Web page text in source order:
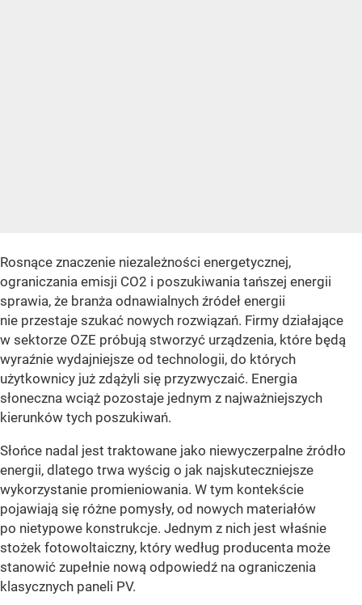
Rosnące znaczenie niezależności energetycznej,
ograniczania emisji CO2 i poszukiwania tańszej energii
sprawia, że branża odnawialnych źródeł energii
nie przestaje szukać nowych rozwiązań. Firmy działające
w sektorze OZE próbują stworzyć urządzenia, które będą
wyraźnie wydajniejsze od technologii, do których
użytkownicy już zdążyli się przyzwyczaić. Energia
słoneczna wciąż pozostaje jednym z najważniejszych
kierunków tych poszukiwań.
Słońce nadal jest traktowane jako niewyczerpalne źródło
energii, dlatego trwa wyścig o jak najskuteczniejsze
wykorzystanie promieniowania. W tym kontekście
pojawiają się różne pomysły, od nowych materiałów
po nietypowe konstrukcje. Jednym z nich jest właśnie
stożek fotowoltaiczny, który według producenta może
stanowić zupełnie nową odpowiedź na ograniczenia
klasycznych paneli PV.